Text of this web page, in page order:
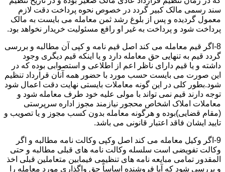
سند رسمی مالک کبیر گردد در خصوص نحوه پرداخت دقت لازم
معمول گردیده و پس از بلوغ رشد ثمن معامله می بایست به مالک
پرداخت شود و پرداخت به غیر او رافع مسئولیت خریدار نخواهد بود.
8-اگر قیم معامله می کند اصل قیم نامه و کپی آن مطالبه و بررسی
گردد قیم به تنهایی حق معامله دارد و یا اینکه قیم دیگری وجود
داشته و یا قیم دارای ناظر اعم از اطلاعی و استصوابی بوده که در
این صورت می بایست حسب مورد با حضور همه آنان قرارداد تنظیم
شود.بطور کلی در این گونه معاملات بایستی نهایت دقت اعمال شود
توجه دارند قیم نمی تواند با مولی علیه خود طرف معامله شود و
معاملات املاک اشخاص محجور نیازمند مجوز اداره سرپرستی
(مقام قضایی)بوده و هرگونه معامله بدون کسب مجوز و یا تصویب و
تایید ایشان فاقد اعتبار قانونی می باشد.
9-اگر وکیل معامله می کند اصل وکپی وکالت نامه مطالبه و اگر
وکالت تفویضی است سلسله وکالت نامه های قبلی مطالبه و حتی
المقدور تمامی مبایعه نامه های تنظیمی فیمابین متعاملین قبلی اخذ
و بررسی شود که آیا فروشنده اساساً حق واگذاری مورد معامله را